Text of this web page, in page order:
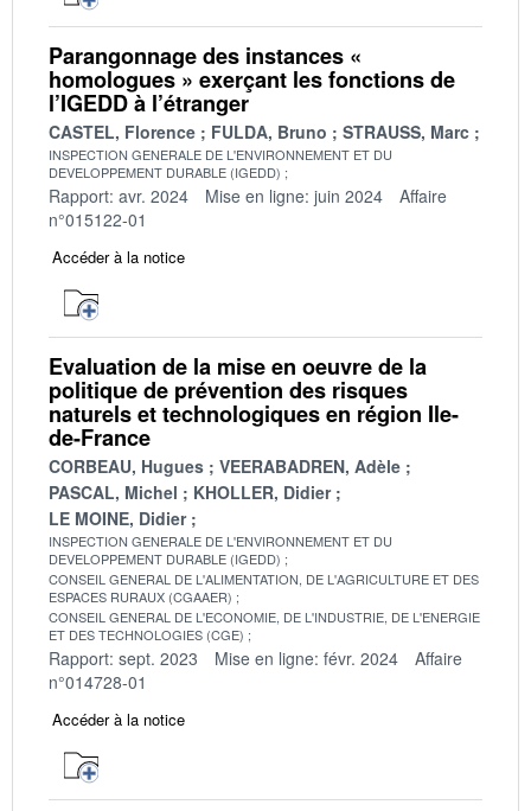
Parangonnage des instances «
homologues » exerçant les fonctions de
l’IGEDD à l’étranger
CASTEL, Florence FULDA, Bruno STRAUSS, Marc
INSPECTION GENERALE DE L'ENVIRONNEMENT ET DU
DEVELOPPEMENT DURABLE (IGEDD)
Rapport: avr. 2024 Mise en ligne: juin 2024
Affaire
n°015122-01
Accéder à la notice
Evaluation de la mise en oeuvre de la
politique de prévention des risques
naturels et technologiques en région Ile-
de-France
CORBEAU, Hugues
VEERABADREN, Adèle
PASCAL, Michel
KHOLLER, Didier
LE MOINE, Didier
INSPECTION GENERALE DE L'ENVIRONNEMENT ET DU
DEVELOPPEMENT DURABLE (IGEDD)
CONSEIL GENERAL DE L'ALIMENTATION, DE L'AGRICULTURE ET DES
ESPACES RURAUX (CGAAER)
CONSEIL GENERAL DE L'ECONOMIE, DE L'INDUSTRIE, DE L'ENERGIE
ET DES TECHNOLOGIES (CGE)
Rapport: sept. 2023 Mise en ligne: févr. 2024
Affaire
n°014728-01
Accéder à la notice